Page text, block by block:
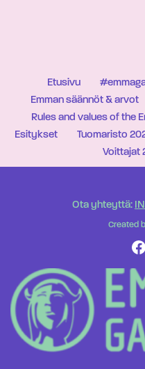
Etusivu
Emman säännöt & arvot
Rules and values of the
Esitykset
Tuomaristo
Voittajat
Ota yhteyttä:
Created